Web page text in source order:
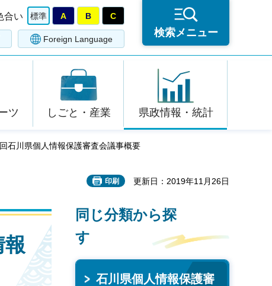
合い 標準 A B C
Foreign Language
検索メニュー
ツ しごと・産業 県政情報・統計
石川県個人情報保護審査会議事概要
印刷 更新日：2019年11月26日
同じ分類から探
す
石川県個人情報保護審